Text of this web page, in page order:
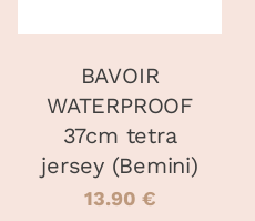
PEUVENT
ÊTRE
CHOISIES
SUR
LA
PAGE
DU
BAVOIR
WATERPROOF
37cm tetra
jersey (Bemini)
13.90 €